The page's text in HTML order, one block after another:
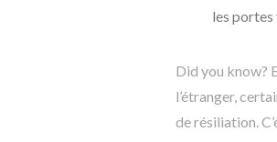
les portes
Did you know?
l’étranger,
de résiliation.